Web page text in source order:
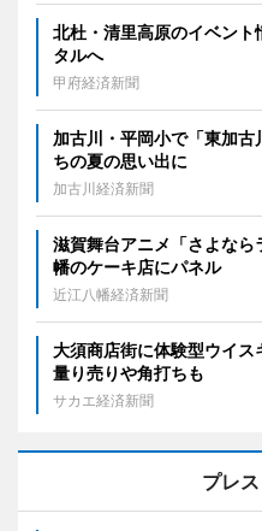
北杜・清里高原のイベン
タルへ
甲府経済新聞
加古川・平岡小で「東加
ちの夏の思い出に
加古川経済新聞
滋賀舞台アニメ「さよな
幡のケーキ店にパネル
近江八幡経済新聞
大須商店街に体験型ウイ
量り売りや角打ちも
サカエ経済新聞
プレ